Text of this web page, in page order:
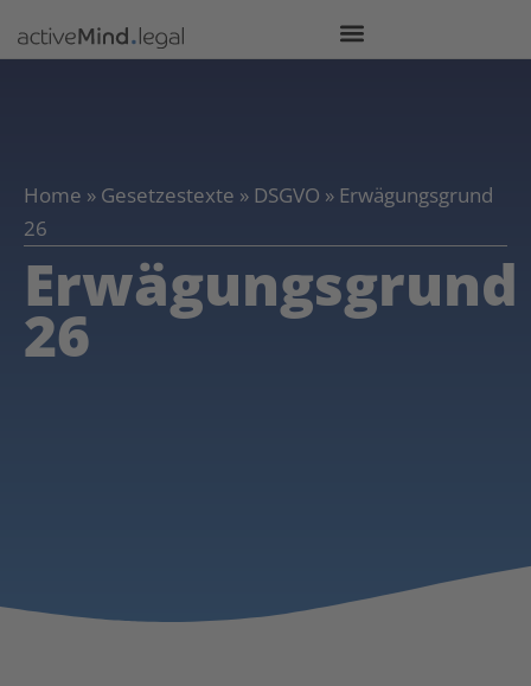
Home » Gesetzestexte » DSGVO » Erwägungsgrund
26
Erwägungsgrund
26